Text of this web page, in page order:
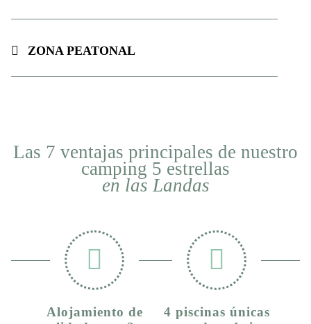
Zona peatonal
Las 7 ventajas principales de nuestro
camping 5 estrellas
en las Landas
Alojamiento de
4 piscinas únicas